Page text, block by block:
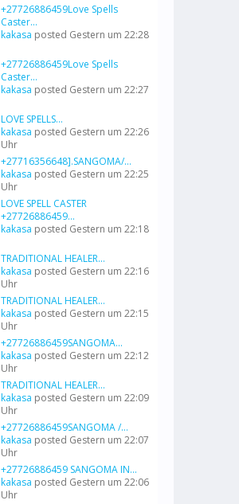
+27726886459Love Spells
Caster...
kakasa posted Gestern um 22:28
+27726886459Love Spells
Caster...
kakasa posted Gestern um 22:27
LOVE SPELLS...
kakasa posted Gestern um 22:26
Uhr
+27716356648].SANGOMA/...
kakasa posted Gestern um 22:25
Uhr
LOVE SPELL CASTER
+27726886459...
kakasa posted Gestern um 22:18
TRADITIONAL HEALER...
kakasa posted Gestern um 22:16
Uhr
TRADITIONAL HEALER...
kakasa posted Gestern um 22:15
Uhr
+27726886459SANGOMA...
kakasa posted Gestern um 22:12
Uhr
TRADITIONAL HEALER...
kakasa posted Gestern um 22:09
Uhr
+27726886459SANGOMA /...
kakasa posted Gestern um 22:07
Uhr
+27726886459 SANGOMA IN...
kakasa posted Gestern um 22:06
Uhr